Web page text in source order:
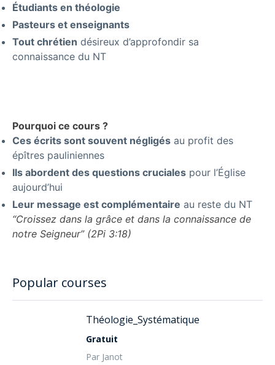
Étudiants en théologie
Pasteurs et enseignants
Tout chrétien désireux d’approfondir sa
connaissance du NT
Pourquoi ce cours ?
Ces écrits sont souvent négligés au profit des
épîtres pauliniennes
Ils abordent des questions cruciales pour l’Église
aujourd’hui
Leur message est complémentaire au reste du NT
“Croissez dans la grâce et dans la connaissance de
notre Seigneur” (2Pi 3:18)
Popular courses
Théologie_Systématique
Gratuit
Par Janot